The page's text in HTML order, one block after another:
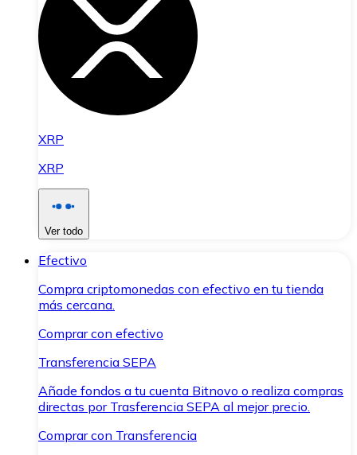
XRP
XRP
Ver todo
Efectivo
Compra criptomonedas con efectivo en tu tienda
más cercana.
Comprar con efectivo
Transferencia SEPA
Añade fondos a tu cuenta Bitnovo o realiza compras
directas por Trasferencia SEPA al mejor precio.
Comprar con Transferencia